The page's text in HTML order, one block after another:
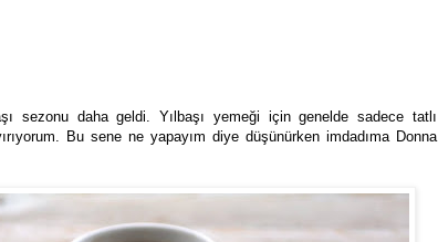
sezonu daha geldi. Yılbaşı yemeği için genelde sadece tatlı
Bu sene ne yapayım diye düşünürken imdadıma Donna